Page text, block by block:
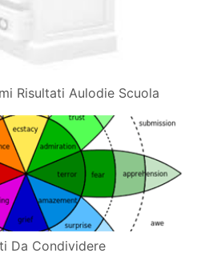
Risultati Aulodie Scuola
Da Condividere